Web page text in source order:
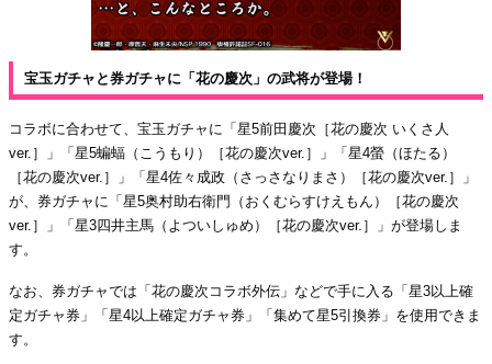
宝玉ガチャと券ガチャに「花の慶次」の武将が登場！
コラボに合わせて、宝玉ガチャに「星5前田慶次［花の慶次 いくさ人
ver.］」「星5蝙蝠（こうもり）［花の慶次ver.］」「星4螢（ほたる）
［花の慶次ver.］」「星4佐々成政（さっさなりまさ）［花の慶次ver.］」
が、券ガチャに「星5奥村助右衛門（おくむらすけえもん）［花の慶次
ver.］」「星3四井主馬（よついしゅめ）［花の慶次ver.］」が登場しま
す。
なお、券ガチャでは「花の慶次コラボ外伝」などで手に入る「星3以上確
定ガチャ券」「星4以上確定ガチャ券」「集めて星5引換券」を使用できま
す。